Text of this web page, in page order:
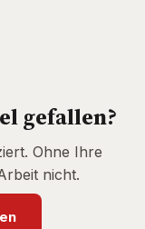
gefallen?
Ohne Ihre
nicht.